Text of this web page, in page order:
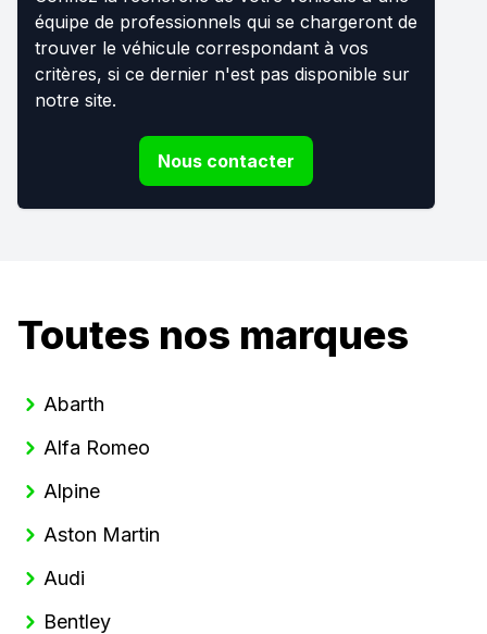
équipe de professionnels qui se chargeront de
trouver le véhicule correspondant à vos
critères, si ce dernier n'est pas disponible sur
notre site.
Nous contacter
Toutes nos marques
Abarth
Alfa Romeo
Alpine
Aston Martin
Audi
Bentley